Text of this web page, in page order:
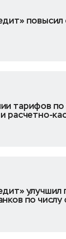
повысил
тарифов
расчетно-
улучшил
по числу